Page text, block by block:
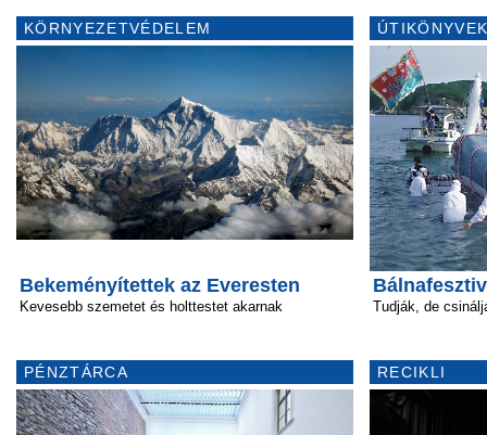
KÖRNYEZETVÉDELEM
Bekeményítettek az Everesten
Kevesebb szemetet és holttestet akarnak
PÉNZTÁRCA
Tudják, de
RECIKLI